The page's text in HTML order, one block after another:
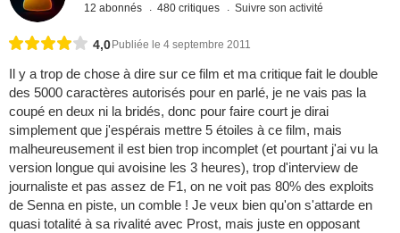
12 abonnés 480 critiques Suivre son activité
4,0 Publiée le 4 septembre 2011
Il y a trop de chose à dire sur ce film et ma critique fait le double
des 5000 caractères autorisés pour en parlé, je ne vais pas la
coupé en deux ni la bridés, donc pour faire court je dirai
simplement que j'espérais mettre 5 étoiles à ce film, mais
malheureusement il est bien trop incomplet (et pourtant j'ai vu la
version longue qui avoisine les 3 heures), trop d'interview de
journaliste et pas assez de F1, on ne voit pas 80% des exploits
de Senna en piste, un comble ! Je veux bien qu'on s'attarde en
quasi totalité à sa rivalité avec Prost, mais juste en opposant